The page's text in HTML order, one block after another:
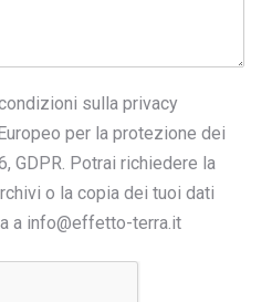
sulla privacy
per la protezione dei
GDPR. Potrai richiedere la
o la copia dei tuoi dati
a info@effetto-terra.it